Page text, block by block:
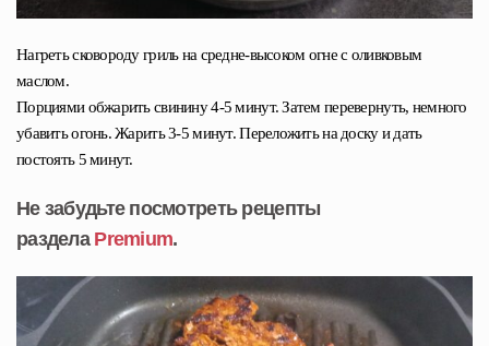
Нагреть сковороду гриль на средне-высоком огне с оливковым
маслом.
Порциями обжарить свинину 4-5 минут. Затем перевернуть, немного
убавить огонь. Жарить 3-5 минут. Переложить на доску и дать
постоять 5 минут.
Не забудьте посмотреть рецепты
раздела Premium.